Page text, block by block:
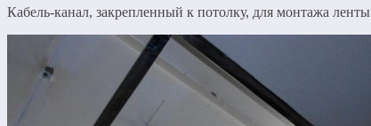
Кабель-канал, закрепленный к потолку, для монтажа ленты